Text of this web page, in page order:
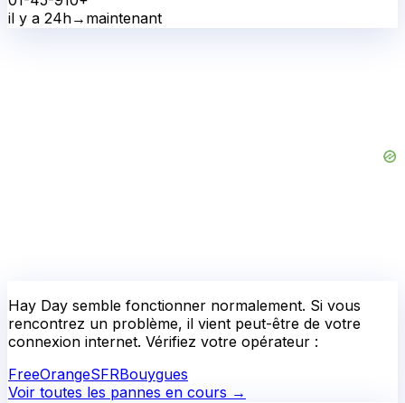
il y a 24h→ maintenant
Hay Day semble fonctionner normalement. Si vous
rencontrez un problème, il vient peut-être de votre
connexion internet. Vérifiez votre opérateur :
FreeOrangeSFRBouygues
Voir toutes les pannes en cours →